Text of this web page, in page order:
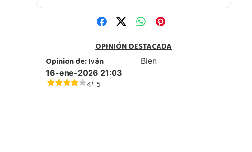
OPINIÓN DESTACADA
Opinion de:Iván
16-ene-2026 21:03
4/ 5
Bien